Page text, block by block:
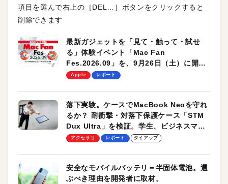
項目を選んで右上の［DEL…］ボタンをクリックすると
削除できます
最新ガジェットを「見て・触って・試せ
る」体験イベント「Mac Fan
Fes.2026.09」を、9月26日（土）に開催
します！
Apple レポート
落下実験。ケースでMacBook Neoを守れ
るか？ 耐衝撃・対落下保護ケース「STM
Dux Ultra」を検証。学生、ビジネスマン
のモバイルユースに最適！
アクセサリ レポート タイアップ
安全なモバイルバッテリ＝半固体電池。選
ぶべき理由を開発者に取材。